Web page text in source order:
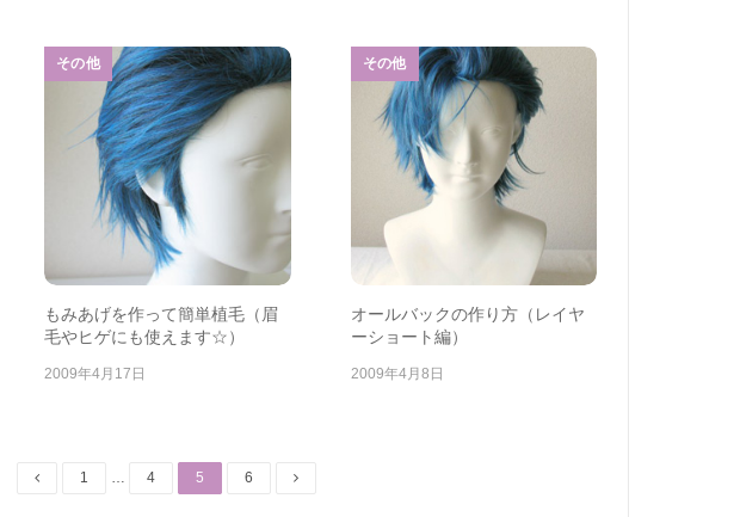
その他
もみあげを作って簡単植毛（眉
毛やヒゲにも使えます☆）
2009年4月17日
その他
オールバックの作り方（レイヤ
ーショート編）
2009年4月8日
1
Page
4
Page
5 6